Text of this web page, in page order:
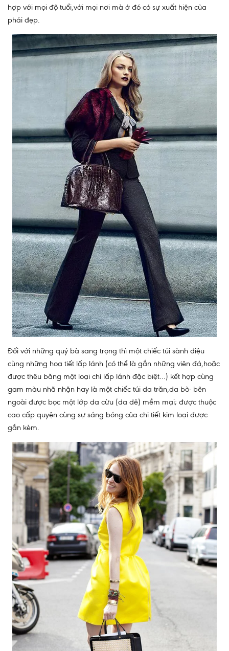
hợp với mọi độ tuổi,với mọi nơi mà ở đó có sự xuất hiện của
phái đẹp.
Đối với những quý bà sang trọng thì một chiếc túi sành điệu
cùng những hoạ tiết lấp lánh (có thể là gắn những viên đá,hoặc
được thêu băng một loại chỉ lấp lánh đặc biệt…) kết hợp cùng
gam màu nhã nhặn hay là một chiếc túi da trăn,da bò- bên
ngoài được bọc một lớp da cừu (da dê) mềm mại; được thuộc
cao cấp quyện cùng sự sáng bóng của chi tiết kim loại được
gắn kèm.